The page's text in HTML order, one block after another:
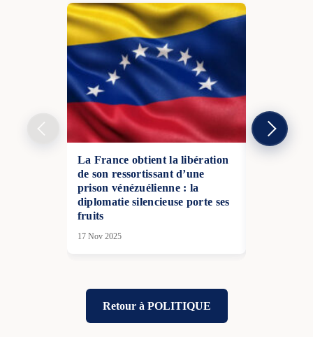
La France obtient la libération
de son ressortissant d’une
prison vénézuélienne : la
diplomatie silencieuse porte ses
fruits
17 Nov 2025
Retour à POLITIQUE